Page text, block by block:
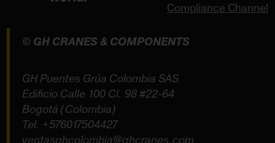
Compliance Channel
© GH CRANES & COMPONENTS
GH Puentes Grúa Colombia SAS
Edificio Calle 100 Cl. 98 #22-64
Bogotá (Colombia)
Tel. +576017504427